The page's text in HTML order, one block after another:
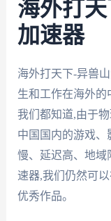
海外打
加速器
海外打天下-异兽
生和工作在海外的
我们都知道,由于
中国国内的游戏、
慢、延迟高、地域
速器,我们仍然可
优秀作品。